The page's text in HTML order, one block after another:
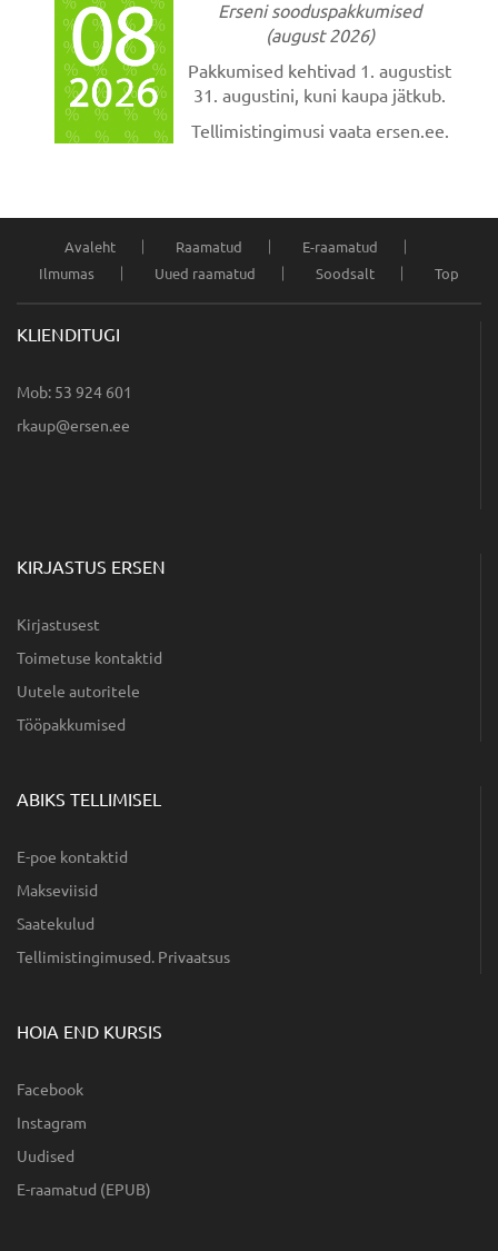
Erseni sooduspakkumised
(august 2026)
Pakkumised kehtivad 1. augustist
31. augustini, kuni kaupa jätkub.
Tellimistingimusi vaata ersen.ee.
Avaleht Raamatud
E-raamatud
Ilmumas
Uued raamatud Soodsalt Top
KLIENDITUGI
Mob: 53 924 601
ee.nesre@puakr
KIRJASTUS ERSEN
Kirjastusest
Toimetuse kontaktid
Uutele autoritele
Tööpakkumised
ABIKS TELLIMISEL
E-poe kontaktid
Makseviisid
Saatekulud
Tellimistingimused. Privaatsus
HOIA END KURSIS
Facebook
Instagram
Uudised
E-raamatud (EPUB)